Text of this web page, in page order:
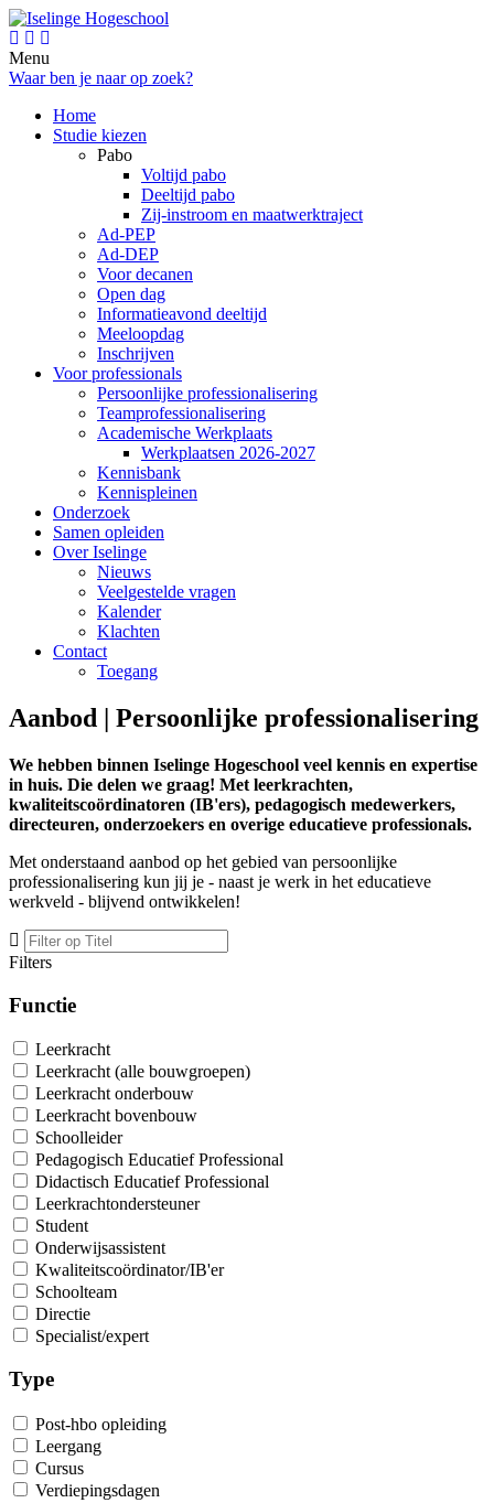
Menu
Waar ben je naar op zoek?
Home
Studie kiezen
Pabo
Voltijd pabo
Deeltijd pabo
Zij-instroom en maatwerktraject
Ad-PEP
Ad-DEP
Voor decanen
Open dag
Informatieavond deeltijd
Meeloopdag
Inschrijven
Voor professionals
Persoonlijke professionalisering
Teamprofessionalisering
Academische Werkplaats
Werkplaatsen 2026-2027
Kennisbank
Kennispleinen
Onderzoek
Samen opleiden
Over Iselinge
Nieuws
Veelgestelde vragen
Kalender
Klachten
Contact
Toegang
Aanbod | Persoonlijke professionalisering
We hebben binnen Iselinge Hogeschool veel kennis en expertise
in huis. Die delen we graag! Met leerkrachten,
kwaliteitscoördinatoren (IB'ers), pedagogisch medewerkers,
directeuren, onderzoekers en overige educatieve professionals.
Met onderstaand aanbod op het gebied van persoonlijke
professionalisering kun jij je - naast je werk in het educatieve
werkveld - blijvend ontwikkelen!
Filters
Functie
Leerkracht
Leerkracht (alle bouwgroepen)
Leerkracht onderbouw
Leerkracht bovenbouw
Schoolleider
Pedagogisch Educatief Professional
Didactisch Educatief Professional
Leerkrachtondersteuner
Student
Onderwijsassistent
Kwaliteitscoördinator/IB'er
Schoolteam
Directie
Specialist/expert
Type
Post-hbo opleiding
Leergang
Cursus
Verdiepingsdagen